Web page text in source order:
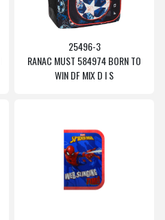
25496-3
RANAC MUST 584974 BORN TO
WIN DF MIX D I S